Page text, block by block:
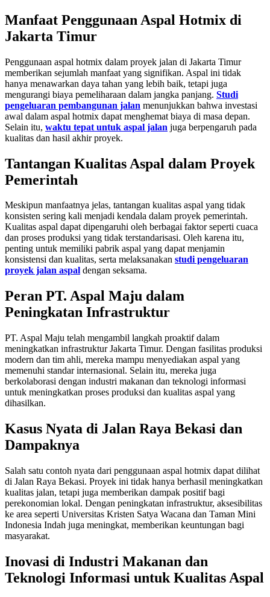
Manfaat Penggunaan Aspal Hotmix di
Jakarta Timur
Penggunaan aspal hotmix dalam proyek jalan di Jakarta Timur
memberikan sejumlah manfaat yang signifikan. Aspal ini tidak
hanya menawarkan daya tahan yang lebih baik, tetapi juga
mengurangi biaya pemeliharaan dalam jangka panjang. Studi
pengeluaran pembangunan jalan menunjukkan bahwa investasi
awal dalam aspal hotmix dapat menghemat biaya di masa depan.
Selain itu, waktu tepat untuk aspal jalan juga berpengaruh pada
kualitas dan hasil akhir proyek.
Tantangan Kualitas Aspal dalam Proyek
Pemerintah
Meskipun manfaatnya jelas, tantangan kualitas aspal yang tidak
konsisten sering kali menjadi kendala dalam proyek pemerintah.
Kualitas aspal dapat dipengaruhi oleh berbagai faktor seperti cuaca
dan proses produksi yang tidak terstandarisasi. Oleh karena itu,
penting untuk memiliki pabrik aspal yang dapat menjamin
konsistensi dan kualitas, serta melaksanakan studi pengeluaran
proyek jalan aspal dengan seksama.
Peran PT. Aspal Maju dalam
Peningkatan Infrastruktur
PT. Aspal Maju telah mengambil langkah proaktif dalam
meningkatkan infrastruktur Jakarta Timur. Dengan fasilitas produksi
modern dan tim ahli, mereka mampu menyediakan aspal yang
memenuhi standar internasional. Selain itu, mereka juga
berkolaborasi dengan industri makanan dan teknologi informasi
untuk meningkatkan proses produksi dan kualitas aspal yang
dihasilkan.
Kasus Nyata di Jalan Raya Bekasi dan
Dampaknya
Salah satu contoh nyata dari penggunaan aspal hotmix dapat dilihat
di Jalan Raya Bekasi. Proyek ini tidak hanya berhasil meningkatkan
kualitas jalan, tetapi juga memberikan dampak positif bagi
perekonomian lokal. Dengan peningkatan infrastruktur, aksesibilitas
ke area seperti Universitas Kristen Satya Wacana dan Taman Mini
Indonesia Indah juga meningkat, memberikan keuntungan bagi
masyarakat.
Inovasi di Industri Makanan dan
Teknologi Informasi untuk Kualitas Aspal